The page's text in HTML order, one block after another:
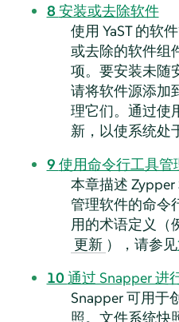
8 安装或去除软件
使用 YaST 的软
或去除的软件组
项。要安装未随
请将软件源添加
理它们。通过使
新，以使系统处
9 使用命令行工具管
本章描述
管理软件的命令
用的术语定义（
更新 ），请参见
10通过 Snapper 进
Snapper 可用于
照。文件系统快